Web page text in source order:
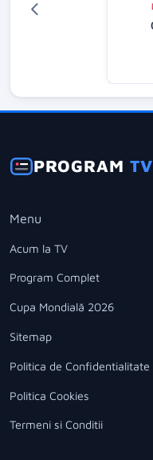
PROGRAMTV
Menu
Acum la TV
Program Complet
Cupa Mondială 2026
Sitemap
Politica de Confidentialitate
Politica Cookies
Termeni si Conditii